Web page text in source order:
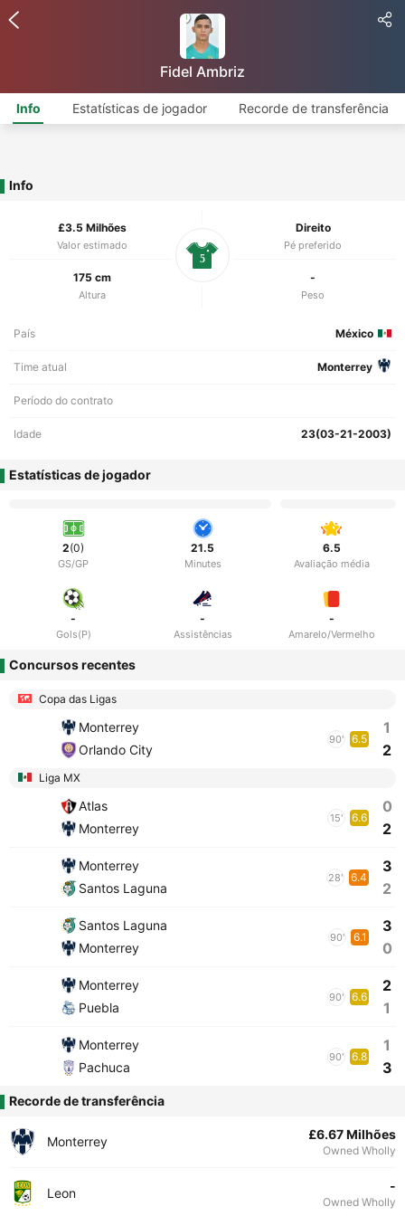
Fidel Ambriz
Info Estatísticas de jogador Recorde de transferência
Info
£3.5 Milhões
Valor estimado
Direito
Pé preferido
175 cm
Altura
-
Peso
5
País México
Time atual Monterrey
Período do contrato
Idade 23(03-21-2003)
Estatísticas de jogador
2(0)
GS/GP
21.5
Minutes
6.5
Avaliação média
-
Gols(P)
-
Assistências
-
Amarelo/Vermelho
Concursos recentes
Copa das Ligas
Monterrey
Orlando City
90' 6.5
1
2
Liga MX
Atlas
Monterrey
15' 6.6
0
2
Monterrey
Santos Laguna
28' 6.4
3
2
Santos Laguna
Monterrey
90' 6.1
3
0
Monterrey
Puebla
90' 6.6
2
1
Monterrey
Pachuca
90' 6.8
1
3
Recorde de transferência
Monterrey £6.67 Milhões
Owned Wholly
Leon -
Owned Wholly